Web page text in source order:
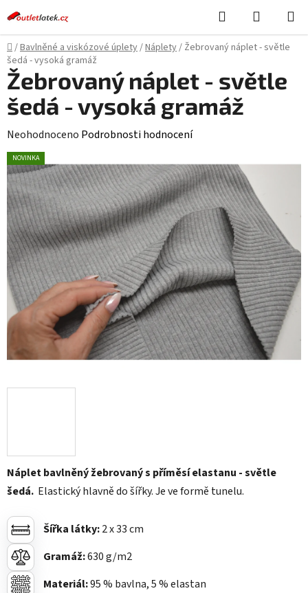
na
obsah
Hledat
KOŠÍK
Domů
/Bavlněné a viskózové úplety/Náplety/ Žebrovaný náplet - světle
šedá - vysoká gramáž
Náplet bavlněný žebrovaný s příměsí elastanu - světle
šedá. Elastický hlavně do šířky. Je ve formě tunelu.
Šířka látky:2 x 33cm
Gramáž:630g/m2
Materiál:95% bavlna, 5 % elastan
Žebrovaný náplet - světle
šedá - vysoká gramáž
Průměrné
hodnocení
produktu
je
0,0
z
5
hvězdiček.
Neohodnoceno Podrobnosti hodnocení
NOVINKA